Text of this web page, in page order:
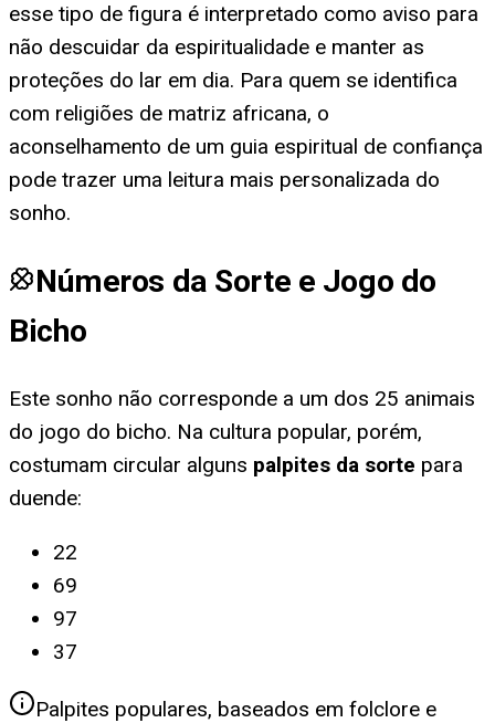
esse tipo de figura é interpretado como aviso para
não descuidar da espiritualidade e manter as
proteções do lar em dia. Para quem se identifica
com religiões de matriz africana, o
aconselhamento de um guia espiritual de confiança
pode trazer uma leitura mais personalizada do
sonho.
Números da Sorte e Jogo do
Bicho
Este sonho não corresponde a um dos 25 animais
do jogo do bicho. Na cultura popular, porém,
costumam circular alguns palpites da sorte para
duende:
22
69
97
37
Palpites populares, baseados em folclore e